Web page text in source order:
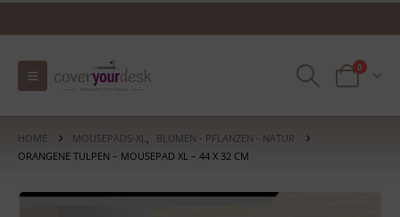
0
HOME MOUSEPADS-XL,
BLUMEN - PFLANZEN - NATUR
ORANGENE TULPEN – MOUSEPAD XL – 44 X 32 CM